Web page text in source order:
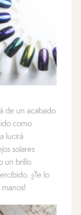
de un acabado
como
lucirá
solares
un brillo
¿Te lo